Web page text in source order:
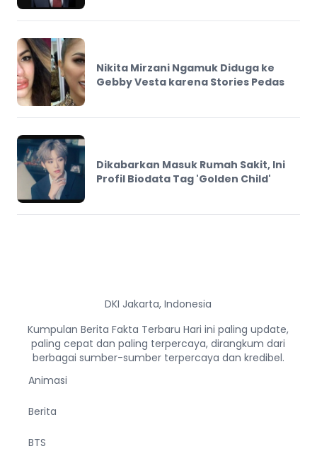
Nikita Mirzani Ngamuk Diduga ke
Gebby Vesta karena Stories Pedas
Dikabarkan Masuk Rumah Sakit, Ini
Profil Biodata Tag 'Golden Child'
DKI Jakarta, Indonesia
Kumpulan Berita Fakta Terbaru Hari ini paling update,
paling cepat dan paling terpercaya, dirangkum dari
berbagai sumber-sumber terpercaya dan kredibel.
Animasi
Berita
BTS